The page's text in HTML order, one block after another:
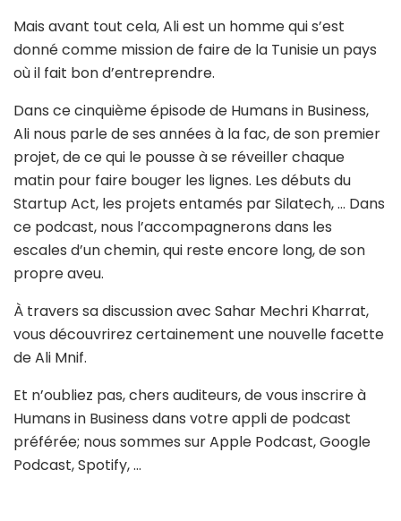
Mais avant tout cela, Ali est un homme qui s’est
donné comme mission de faire de la Tunisie un pays
où il fait bon d’entreprendre.
Dans ce cinquième épisode de Humans in Business,
Ali nous parle de ses années à la fac, de son premier
projet, de ce qui le pousse à se réveiller chaque
matin pour faire bouger les lignes. Les débuts du
Startup Act, les projets entamés par Silatech, … Dans
ce podcast, nous l’accompagnerons dans les
escales d’un chemin, qui reste encore long, de son
propre aveu.
À travers sa discussion avec Sahar Mechri Kharrat,
vous découvrirez certainement une nouvelle facette
de Ali Mnif.
Et n’oubliez pas, chers auditeurs, de vous inscrire à
Humans in Business dans votre appli de podcast
préférée; nous sommes sur Apple Podcast, Google
Podcast, Spotify, …